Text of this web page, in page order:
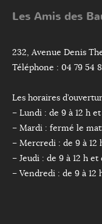
Les Amis des
232, Avenue Denis
Téléphone : 04 79 54
Les horaires
– Lundi : de 9 à 12 h et
– Mardi : fermé le
– Mercredi : de 9 à 12
– Jeudi : de 9 à 12 h et
– Vendredi : de 9 à 12